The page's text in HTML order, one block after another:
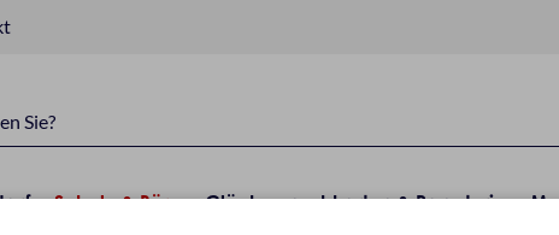
Schule & Büro Glückwunschkarten & Papeterie